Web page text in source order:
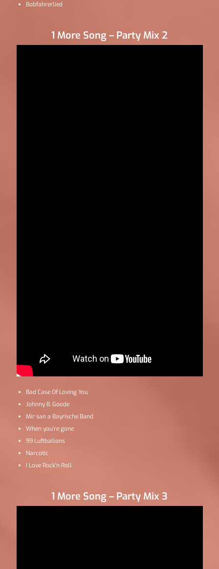
Bobfahrerlied
1 More Song – Party Mix 2
Bad Case Of Loving You
Johnny B. Goode
Mir san a Bayrische Band
When you’re gone
99 Luftballons
Narcotic
I Love Rock’n Roll
1 More Song – Party Mix 3